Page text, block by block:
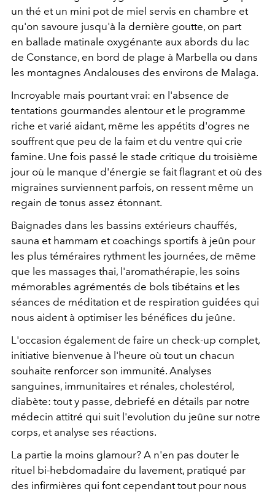
un thé et un mini pot de miel servis en chambre et
qu'on savoure jusqu'à la dernière goutte, on part
en ballade matinale oxygénante aux abords du lac
de Constance, en bord de plage à Marbella ou dans
les montagnes Andalouses des environs de Malaga.
Incroyable mais pourtant vrai: en l'absence de
tentations gourmandes alentour et le programme
riche et varié aidant, même les appétits d'ogres ne
souffrent que peu de la faim et du ventre qui crie
famine. Une fois passé le stade critique du troisième
jour où le manque d'énergie se fait flagrant et où des
migraines surviennent parfois, on ressent même un
regain de tonus assez étonnant.
Baignades dans les bassins extérieurs chauffés,
sauna et hammam et coachings sportifs à jeûn pour
les plus téméraires rythment les journées, de même
que les massages thai, l'aromathérapie, les soins
mémorables agrémentés de bols tibétains et les
séances de méditation et de respiration guidées qui
nous aident à optimiser les bénéfices du jeûne.
L'occasion également de faire un check-up complet,
initiative bienvenue à l'heure où tout un chacun
souhaite renforcer son immunité. Analyses
sanguines, immunitaires et rénales, cholestérol,
diabète: tout y passe, debriefé en détails par notre
médecin attitré qui suit l'evolution du jeûne sur notre
corps, et analyse ses réactions.
La partie la moins glamour? A n'en pas douter le
rituel bi-hebdomadaire du lavement, pratiqué par
des infirmières qui font cependant tout pour nous